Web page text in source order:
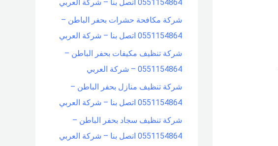
0551154864 اتصل بنا – شركة العربي
شركة مكافحة حشرات بحفر الباطن –
0551154864 اتصل بنا – شركة العربي
شركة تنظيف مكيفات بحفر الباطن –
0551154864 – شركة العربي
شركة تنظيف منازل بحفر الباطن –
0551154864 اتصل بنا – شركة العربي
شركة تنظيف سجاد بحفر الباطن –
0551154864 اتصل بنا – شركة العربي